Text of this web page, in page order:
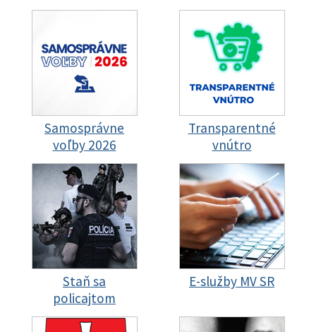
Samosprávne
voľby 2026
Transparentné
vnútro
Staň sa
policajtom
E-služby MV SR